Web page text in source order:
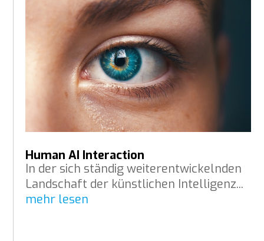
Human AI Interaction
In der sich ständig weiterentwickelnden
Landschaft der künstlichen Intelligenz...
mehr lesen